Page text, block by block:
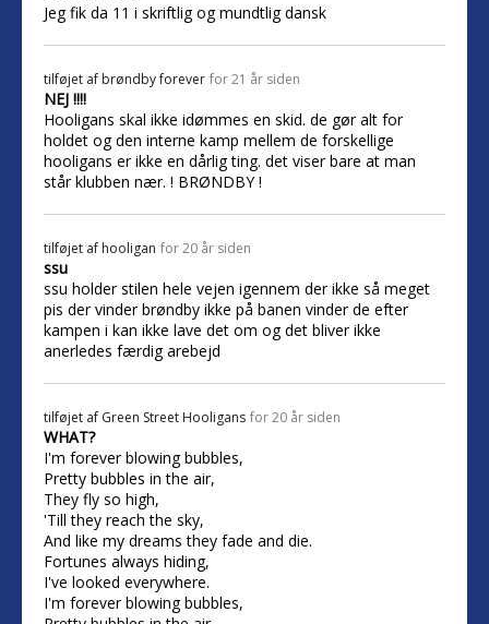
Jeg fik da 11 i skriftlig og mundtlig dansk
tilføjet af brøndby forever for 21 år siden
NEJ !!!!
Hooligans skal ikke idømmes en skid. de gør alt for
holdet og den interne kamp mellem de forskellige
hooligans er ikke en dårlig ting. det viser bare at man
står klubben nær. ! BRØNDBY !
tilføjet af hooligan for 20 år siden
ssu
ssu holder stilen hele vejen igennem der ikke så meget
pis der vinder brøndby ikke på banen vinder de efter
kampen i kan ikke lave det om og det bliver ikke
anerledes færdig arebejd
tilføjet af Green Street Hooligans for 20 år siden
WHAT?
I'm forever blowing bubbles,
Pretty bubbles in the air,
They fly so high,
'Till they reach the sky,
And like my dreams they fade and die.
Fortunes always hiding,
I've looked everywhere.
I'm forever blowing bubbles,